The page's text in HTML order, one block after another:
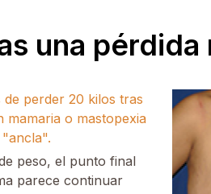
una
de perder 20 kilos tras
o mastopexia
peso, el punto final
parece continuar